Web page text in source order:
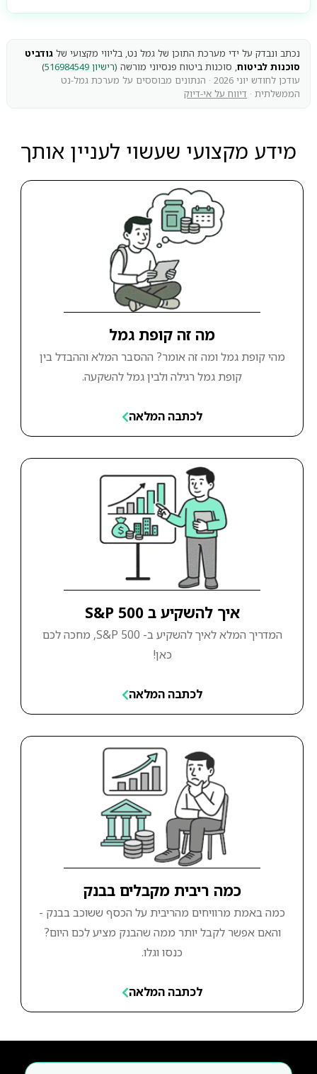
נכתב ונבדק על ידי מערכת התוכן של גמל נט, בליווי מקצועי של גודביט
סוכנות לביטוח, סוכנות ביטוח פנסיוני מורשה (רישיון 516984549
)
עודכן לחודש יוני 2026 · הנתונים מבוססים על מערכת גמל-נט
הממשלתית · דיווח על אי-דיוק
מידע מקצועי שעשוי לעניין אותך
מה זה קופת גמל
מהי קופת גמל ומה זה אומר? ההסבר המלא וההבדל בין
קופת גמל רגילה ולבין גמל להשקעה.
לכתבה המלאה
איך להשקיע ב S&P 500
המדריך המלא לאיך להשקיע ב- S&P 500, מחכה לכם
כאן!
לכתבה המלאה
כמה ריבית מקבלים בבנק
כמה באמת מרוויחים מהריבית על הכסף ששוכב בבנק -
והאם אפשר לקבל יותר ממה שהבנק מציע לכם היום?
כנסו וגלו.
לכתבה המלאה